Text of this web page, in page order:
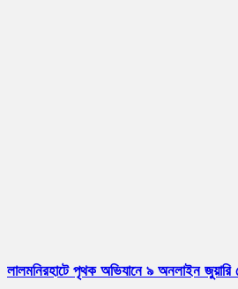
লালমনিরহাটে পৃথক অভিযানে ৯ অনলাইন জুয়ারি